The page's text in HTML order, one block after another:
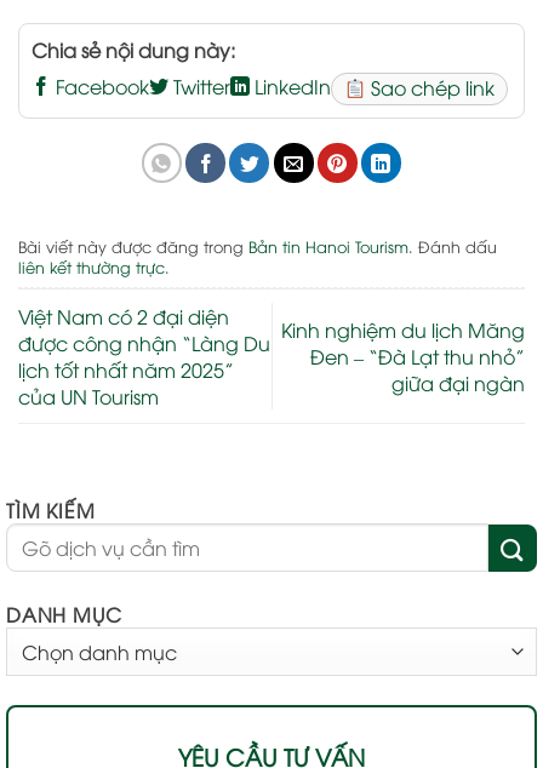
Chia sẻ nội dung này:
Facebook
Twitter LinkedIn Sao chép link
Bài viết này được đăng trong Bản tin Hanoi Tourism. Đánh dấu
liên kết thường trực.
Việt Nam có 2 đại diện
được công nhận “Làng Du
lịch tốt nhất năm 2025”
của UN Tourism
Kinh nghiệm du lịch Măng
Đen – “Đà Lạt thu nhỏ”
giữa đại ngàn
TÌM KIẾM
DANH MỤC
MỤC
YÊU CẦU TƯ VẤN